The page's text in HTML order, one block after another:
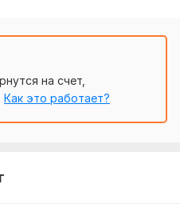
знаковна счет,
Как это работает?